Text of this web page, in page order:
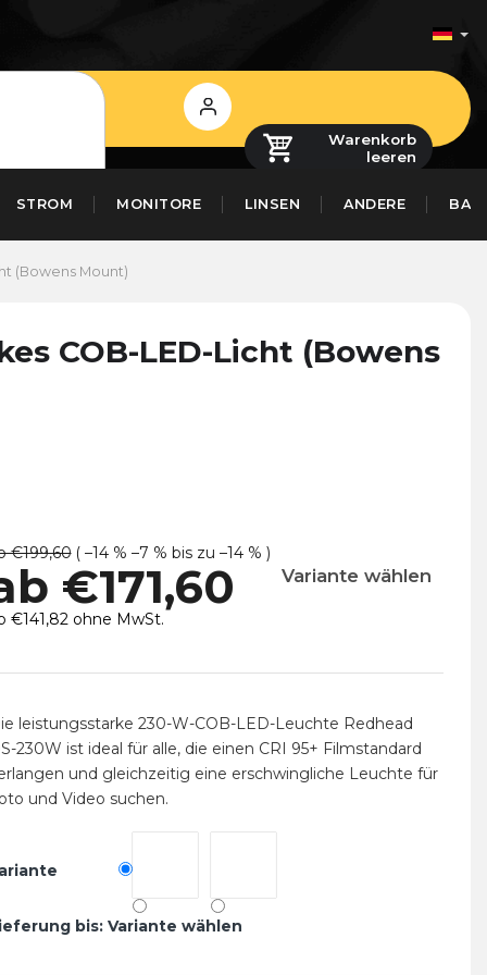
Login
Warenkorb
leeren
STROM MONITORE LINSEN ANDERE
(Bowens Mount)
COB-LED-Licht (Bowens
€199,60 ( –14 % –7 % bis zu –14 % )
€171,60 Variante wählen
€141,82ohne MwSt.
bis: Variante wählen
leistungsstarke 230-W-COB-LED-Leuchte Redhead
230W ist ideal für alle, die einen CRI 95+ Filmstandard
und gleichzeitig eine erschwingliche Leuchte für
und Video suchen.